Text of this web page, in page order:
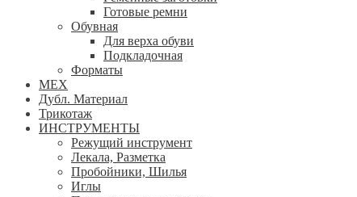
Готовые ремни
Обувная
Для верха обуви
Подкладочная
Форматы
МЕХ
Дубл. Материал
Трикотаж
ИНСТРУМЕНТЫ
Режущий инструмент
Лекала, Разметка
Пробойники, Шилья
Иглы